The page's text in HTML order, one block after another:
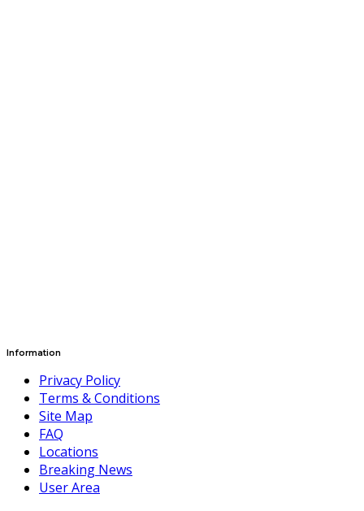
Information
Privacy Policy
Terms & Conditions
Site Map
FAQ
Locations
Breaking News
User Area